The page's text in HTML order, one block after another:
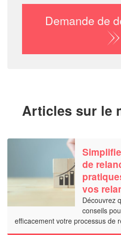
Demande de
Articles sur le
de
vos
Découvrez
conseils
efficacement votre processus de